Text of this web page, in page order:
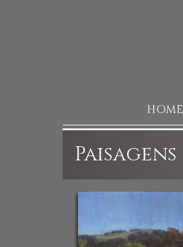
HOME
Paisagens